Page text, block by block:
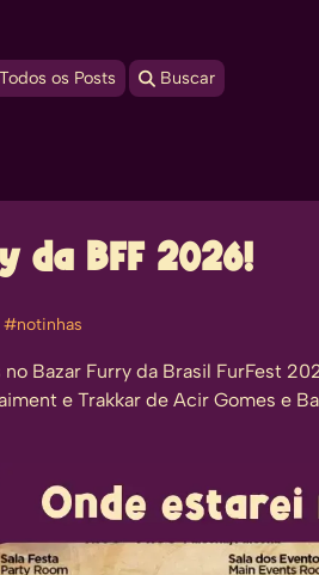
Todos os Posts  Buscar
da BFF 2026!
#notinhas
Bazar Furry da Brasil FurFest
e Trakkar de Acir Gomes e